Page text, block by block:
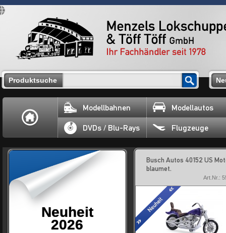
Produktsuche
Modellbahnen Modellautos
DVDs / Blu-Rays Flugzeuge
Neuheit
2026
Busch Autos 40152 US
blaumet.
Art.Nr.: